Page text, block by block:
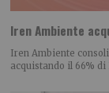
Iren Ambiente
Iren Ambiente
acquistando il 66%